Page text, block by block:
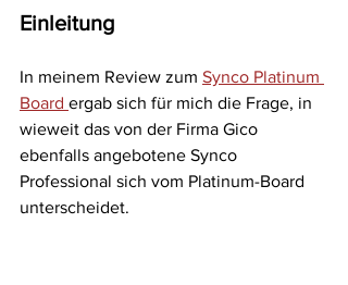
Einleitung
In meinem Review zum Synco Platinum
Board ergab sich für mich die Frage, in
wieweit das von der Firma Gico
ebenfalls angebotene Synco
Professional sich vom Platinum-Board
unterscheidet.